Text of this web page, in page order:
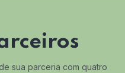
sua parceria com quatro